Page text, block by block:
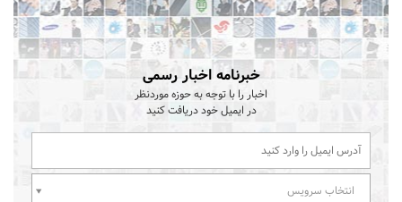
خبرنامه اخبار رسمی
اخبار را با توجه به حوزه موردنظر
در ایمیل خود دریافت کنید
انتخاب سرویس